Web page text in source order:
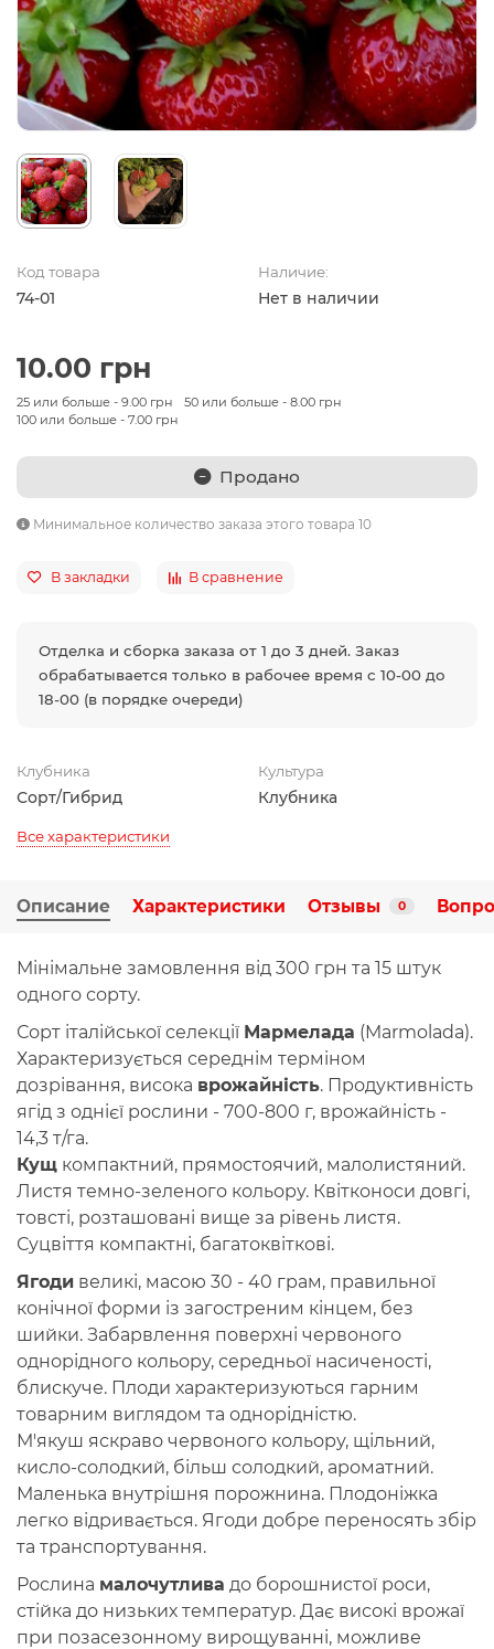
Код товара
74-01
Наличие:
Нет в наличии
10.00 грн
25 или больше - 9.00 грн
50 или больше - 8.00 грн
100 или больше - 7.00 грн
Продано
Минимальное количество заказа этого товара 10
В закладки В сравнение
Отделка и сборка заказа от 1 до 3 дней. Заказ
обрабатывается только в рабочее время с 10-00 до
18-00 (в порядке очереди)
Клубника
Сорт/Гибрид
Культура
Клубника
Все характеристики
Описание Характеристики Отзывы 0
Мінімальне замовлення від 300 грн та 15 штук
одного сорту.
Сорт італійської селекції Мармелада (Marmolada).
Характеризується середнім терміном
дозрівання, висока врожайність. Продуктивність
ягід з однієї рослини - 700-800 г, врожайність -
14,3 т/га.
Кущ компактний, прямостоячий, малолистяний.
Листя темно-зеленого кольору. Квітконоси довгі,
товсті, розташовані вище за рівень листя.
Суцвіття компактні, багатоквіткові.
Ягоди великі, масою 30 - 40 грам, правильної
конічної форми із загостреним кінцем, без
шийки. Забарвлення поверхні червоного
однорідного кольору, середньої насиченості,
блискуче. Плоди характеризуються гарним
товарним виглядом та однорідністю.
М'якуш яскраво червоного кольору, щільний,
кисло-солодкий, більш солодкий, ароматний.
Маленька внутрішня порожнина. Плодоніжка
легко відривається. Ягоди добре переносять збір
та транспортування.
Рослина малочутлива до борошнистої роси,
стійка до низьких температур. Дає високі врожаї
при позасезонному вирощуванні, можливе